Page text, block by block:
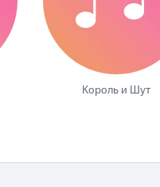
Король и Шут